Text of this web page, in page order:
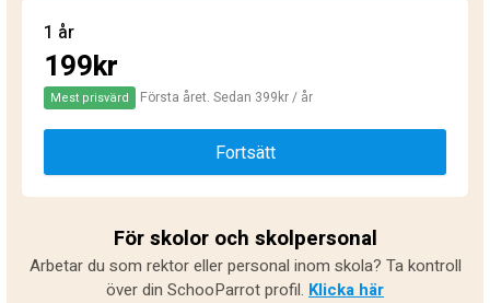
1 år
199kr
Mest prisvärd Första året. Sedan 399kr / år
Fortsätt
För skolor och skolpersonal
Arbetar du som rektor eller personal inom skola? Ta kontroll
över din SchooParrot profil. Klicka här